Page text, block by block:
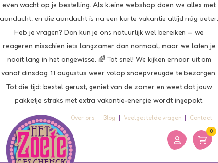
even wacht op je bestelling. Als kleine webshop doen we alles met
aandacht, en die aandacht is na een korte vakantie altijd nóg beter.
Heb je vragen? Dan kun je ons natuurlijk wel bereiken — we
reageren misschien iets langzamer dan normaal, maar we laten je
nooit lang in het ongewisse. 🌈 Tot snel! We kijken ernaar uit om
vanaf dinsdag 11 augustus weer volop snoepvreugde te bezorgen.
Tot die tijd: bestel gerust, geniet van de zomer en weet dat jouw
pakketje straks met extra vakantie-energie wordt ingepakt.
Over ons Blog Veelgestelde vragen Contact
0